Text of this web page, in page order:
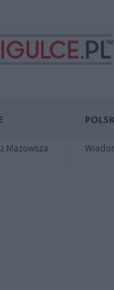
Mazowsza